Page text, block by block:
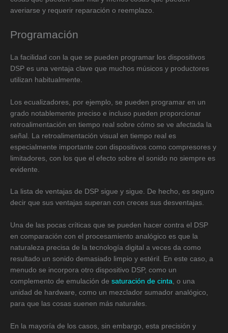
averiarse y requerir reparación o reemplazo.
Programación
La facilidad con la que se pueden programar los dispositivos
DSP es una ventaja clave que muchos músicos y productores
utilizan habitualmente.
Los ecualizadores, por ejemplo, se pueden programar en un
grado notablemente preciso e incluso pueden proporcionar
retroalimentación en tiempo real sobre cómo se ve afectada la
señal. La retroalimentación visual en tiempo real es
especialmente importante con dispositivos como compresores y
limitadores, con los que el efecto sobre el sonido no siempre es
evidente.
La lista de ventajas de DSP sigue y sigue. De hecho, es seguro
decir que sus ventajas superan con creces sus desventajas.
Una de las pocas críticas que se pueden hacer contra el DSP
en comparación con el procesamiento analógico es que la
naturaleza precisa de la tecnología digital a veces da como
resultado un sonido demasiado limpio y estéril. En este caso, a
menudo se incorpora otro dispositivo DSP, como un
complemento de emulación de saturación de cinta, o una
unidad de hardware, como un mezclador sumador analógico,
para que las cosas suenen más naturales.
En la mayoría de los casos, sin embargo, esta precisión y